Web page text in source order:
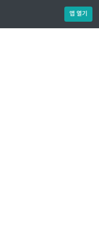
앱 열기